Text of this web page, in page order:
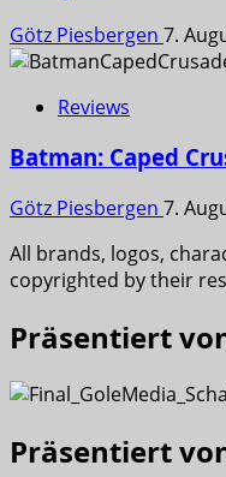
Götz Piesbergen 7.
Reviews
Batman: Caped
Götz Piesbergen 7.
All brands, logos,
copyrighted by their
Präsentiert
Präsentiert